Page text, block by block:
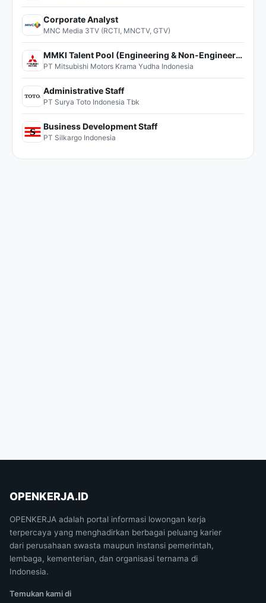
Corporate Analyst
MNC Media 3TV (RCTI, MNCTV, GTV)
MMKI Talent Pool (Engineering & Non-Engineering)
PT Mitsubishi Motors Krama Yudha Indonesia
Administrative Staff
PT Surya Toto Indonesia Tbk
Business Development Staff
PT Silkargo Indonesia
OPENKERJA.ID
OPENKERJA adalah portal informasi lowongan kerja
terpercaya yang menghadirkan berbagai peluang karier
dari perusahaan swasta maupun instansi pemerintah,
lembaga, kementerian, dan organisasi ternama di
Indonesia.
Temukan kami di